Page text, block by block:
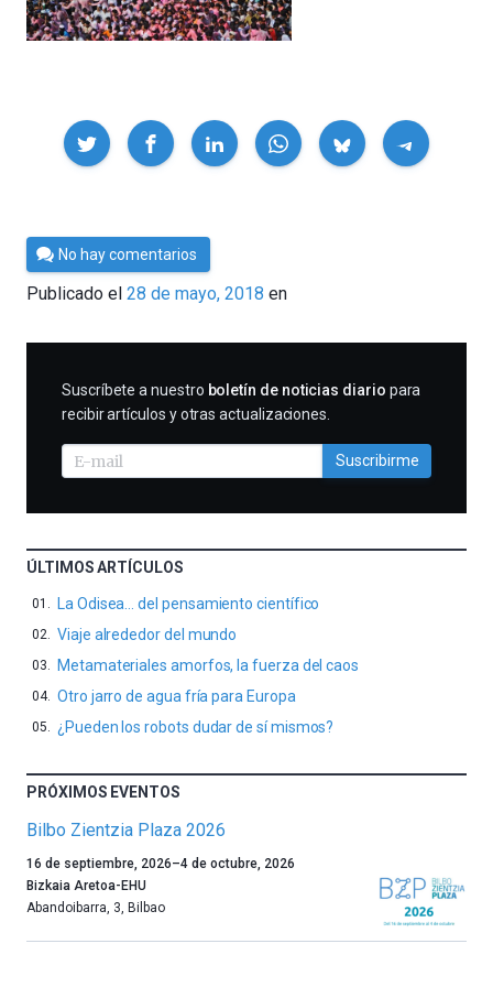
Compartir
Por
César
Tomé
No hay comentarios
Publicado el 28 de mayo, 2018 en
SUSCRIBIRME
Suscríbete a nuestro boletín de noticias diario para
recibir artículos y otras actualizaciones.
Suscribirme
ÚLTIMOS ARTÍCULOS
La Odisea… del pensamiento científico
Viaje alrededor del mundo
Metamateriales amorfos, la fuerza del caos
Otro jarro de agua fría para Europa
¿Pueden los robots dudar de sí mismos?
PRÓXIMOS EVENTOS
Bilbo Zientzia Plaza 2026
Un
año
más,
16 de septiembre, 2026–4 de octubre, 2026
Bizkaia Aretoa-EHU
Abandoibarra, 3, Bilbao